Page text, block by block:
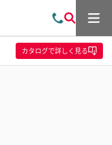
問
い
合
わ
索
メ
ュ
ー
カタログで詳しく見る